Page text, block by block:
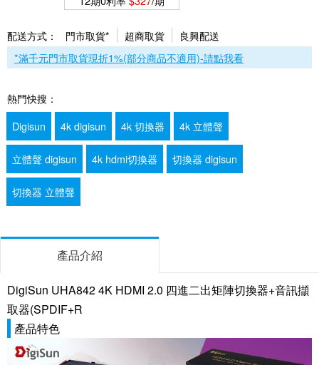
配送方式： 門市取貨* 超商取貨
良興配送
*滿千元門市取貨現折1%(部分商品不適用)-請點我看
熱門快搜：
Digisun
4k digisun 4k 切換器 4k 立體聲
立體聲 digisun 4k hdmi切換器 切換器 digisun
切換器 立體聲
產品介紹
DigiSun UHA842 4K HDMI 2.0 四進二出矩陣切換器+音訊擷
取器(SPDIF+R
產品特色